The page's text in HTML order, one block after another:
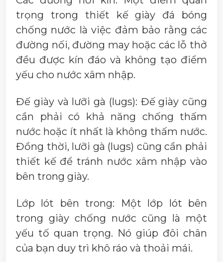
trọng trong thiết kế giày đá bóng
chống nước là việc đảm bảo rằng các
đường nối, đường may hoặc các lỗ thở
đều được kín đáo và không tạo điểm
yếu cho nước xâm nhập.
Đế giày và lưỡi gà (lugs): Đế giày cũng
cần phải có khả năng chống thấm
nước hoặc ít nhất là không thấm nước.
Đồng thời, lưỡi gà (lugs) cũng cần phải
thiết kế để tránh nước xâm nhập vào
bên trong giày.
Lớp lót bên trong: Một lớp lót bên
trong giày chống nước cũng là một
yếu tố quan trọng. Nó giúp đôi chân
của bạn duy trì khô ráo và thoải mái.